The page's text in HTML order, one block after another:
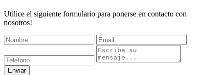
Utilice el siguiente formulario para ponerse en contacto con
nosotros!
Enviar